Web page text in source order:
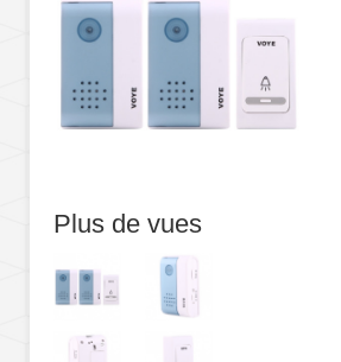
Plus de vues